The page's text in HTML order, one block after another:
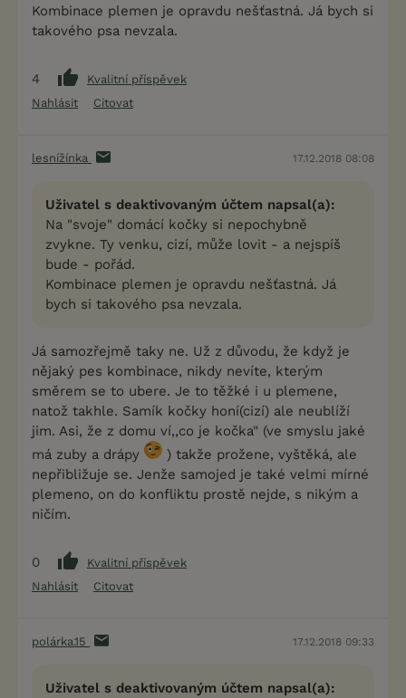
Kombinace plemen je opravdu nešťastná. Já bych si
takového psa nevzala.
4
Kvalitní příspěvek
Nahlásit
Citovat
lesnížínka 17.12.2018 08:08
Uživatel s deaktivovaným účtem napsal(a):
Na "svoje" domácí kočky si nepochybně
zvykne. Ty venku, cizí, může lovit - a nejspíš
bude - pořád.
Kombinace plemen je opravdu nešťastná. Já
bych si takového psa nevzala.
Já samozřejmě taky ne. Už z důvodu, že když je
nějaký pes kombinace, nikdy nevíte, kterým
směrem se to ubere. Je to těžké i u plemene,
natož takhle. Samík kočky honí(cizí) ale neublíží
jim. Asi, že z domu ví,,co je kočka" (ve smyslu jaké
má zuby a drápy
) takže prožene, vyštěká, ale
nepřibližuje se. Jenže samojed je také velmi mírné
plemeno, on do konfliktu prostě nejde, s nikým a
ničím.
0
Kvalitní příspěvek
Nahlásit
Citovat
polárka.15 17.12.2018 09:33
Uživatel s deaktivovaným účtem napsal(a):